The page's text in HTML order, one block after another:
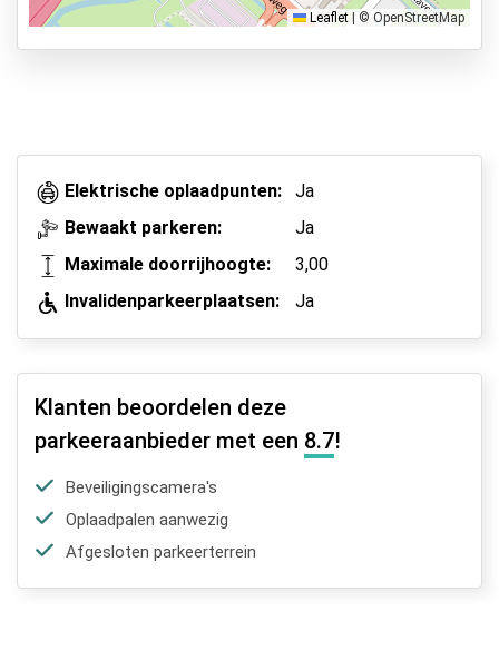
Parkeervormen Leaflet © OpenStreetMap
Elektrische oplaadpunten:
Ja
Bewaakt parkeren:
Ja
Maximale doorrijhoogte:
3,00
Invalidenparkeerplaatsen:
Ja
Klanten beoordelen deze
parkeeraanbieder met een 8.7!
Beveiligingscamera's
Oplaadpalen aanwezig
Afgesloten parkeerterrein